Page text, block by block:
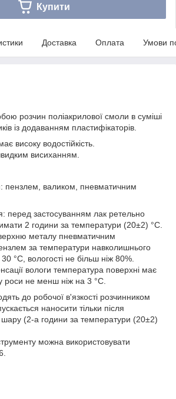
Купити
Доставка Оплата Умови
розчин поліакрилової смоли в суміші
із додаванням пластифікаторів.
високу водостійкість.
висиханням.
пензлем, валиком, пневматичним
перед застосуванням лак ретельно
2 години за температури (20±2) °C.
металу пневматичним
за температури навколишнього
°C, вологості не більш ніж 80%.
вологи температура поверхні має
роси не менш ніж на 3 °C.
до робочої в'язкості розчинником
наносити тільки після
(2-а години за температури (20±2)
можна використовувати